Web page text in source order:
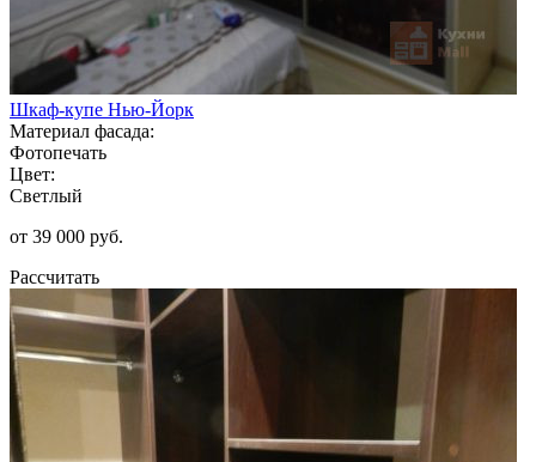
Шкаф-купе Нью-Йорк
Материал фасада:
Фотопечать
Цвет:
Светлый
от 39 000 руб.
Рассчитать